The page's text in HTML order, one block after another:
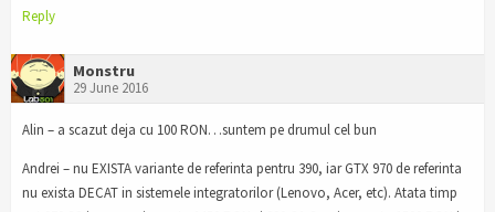
Reply
Monstru
29 June 2016
Alin – a scazut deja cu 100 RON…suntem pe drumul cel bun
Andrei – nu EXISTA variante de referinta pentru 390, iar GTX 970 de referinta
nu exista DECAT in sistemele integratorilor (Lenovo, Acer, etc). Atata timp